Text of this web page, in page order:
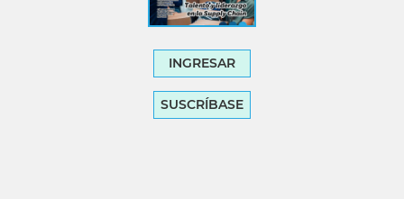
INGRESAR
SUSCRÍBASE